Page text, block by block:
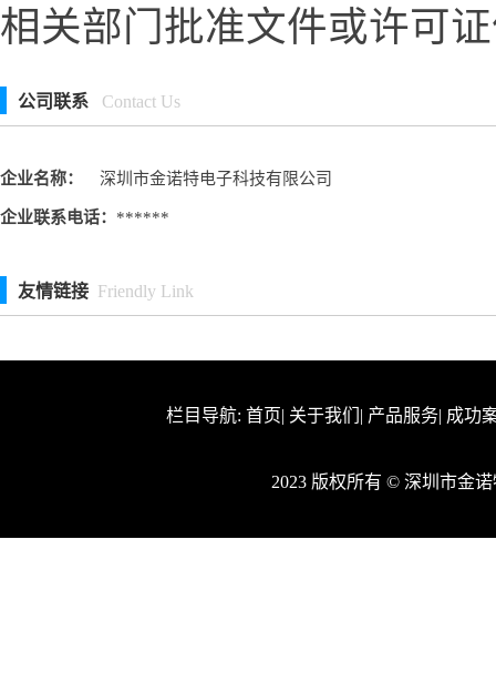
相关部门批准文件或许可
公司联系 Contact Us
企业名称： 深圳市金诺特电子科技有限公司
企业联系电话： ******
友情链接 Friendly Link
栏目导航: 首页| 关于我们 | 产品服务| 成功
2023 版权所有 © 深圳市金